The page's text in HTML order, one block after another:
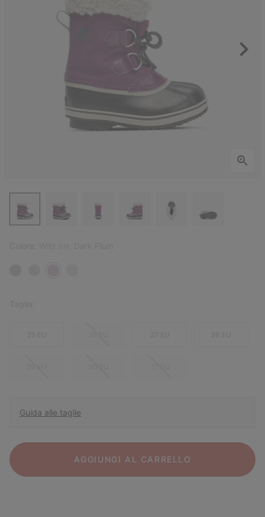
Guida alle taglie
AGGIUNGI AL CARRELLO